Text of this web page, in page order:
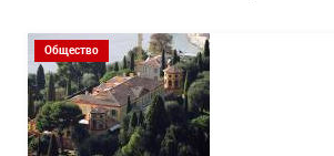
Общество